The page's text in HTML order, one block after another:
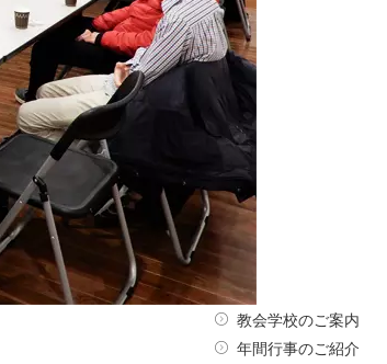
教会学校のご案内
年間行事のご紹介